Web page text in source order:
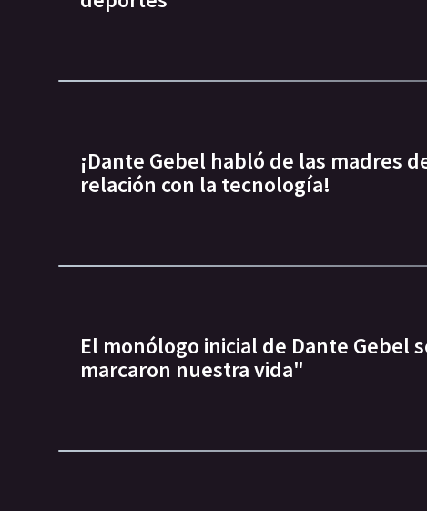
¡Dante Gebel habló de las madres
relación con la tecnología!
El monólogo inicial de Dante Gebel
marcaron nuestra vida"